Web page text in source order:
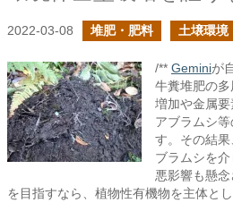
2022-03-08 堆肥・肥料 土壌環境
/** Geminiが
牛糞堆肥の
増加や金属要
アブラムシ
す。その結
ブラムシを
悪影響も懸
を目指すなら、植物性有機物を主体と